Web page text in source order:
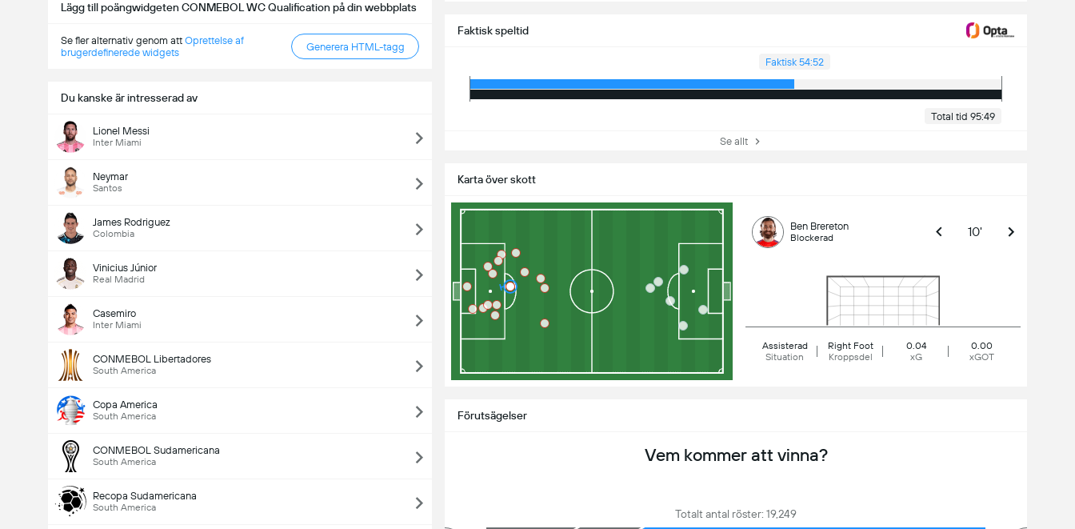
Lägg till poängwidgeten CONMEBOL WC Qualification på din webbplats
Se fler alternativ genom att Oprettelse af
brugerdefinerede widgets
Generera HTML-tagg
Du kanske är intresserad av
Lionel Messi
Inter Miami
Neymar
Santos
James Rodriguez
Colombia
Vinicius Júnior
Real Madrid
Casemiro
Inter Miami
CONMEBOL Libertadores
South America
Copa America
South America
CONMEBOL Sudamericana
South America
Recopa Sudamericana
South America
Faktisk speltid
Faktisk 54:52
Total tid 95:49
Se allt
Karta över skott
Ben Brereton
Blockerad 10'
Assisterad
Situation
Right Foot
Kroppsdel
0.04
xG
0.00
xGOT
Förutsägelser
Vem kommer att vinna?
Totalt antal röster: 19,249
Totalt mål i matchen (2.5)
Totalt antal röster: 527